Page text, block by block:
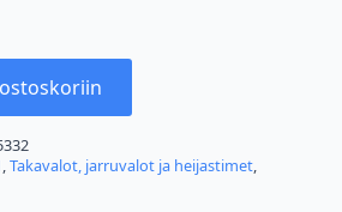
Takavalot, jarruvalot ja heijastimet